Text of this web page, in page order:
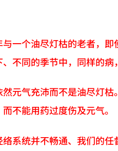
一个油尽灯枯的老者，
不同的季节中，同样的病
元气充沛而不是油尽灯枯
不能用药过度伤及元气。
系统并不畅通、我们的